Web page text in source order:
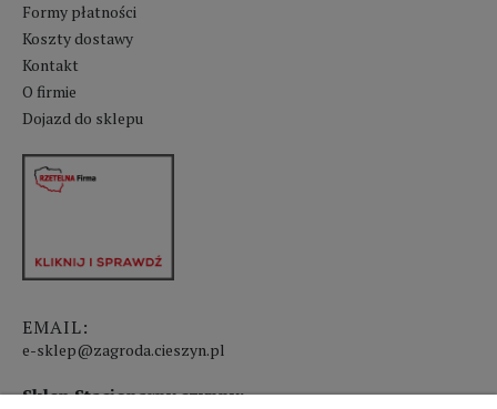
Formy płatności
Koszty dostawy
Kontakt
O firmie
Dojazd do sklepu
EMAIL:
e-sklep@zagroda.cieszyn.pl
Sklep Stacjonarny czynny: